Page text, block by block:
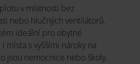
v místnosti bez
nebo hlučných ventilátorů.
ideální pro obytné
místa s vyššími nároky na
jsou nemocnice nebo školy.